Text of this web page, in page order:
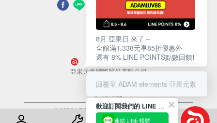
營業人名稱
亞果元素國際股份有限公司
統一編號
54657812
© 2022 ADAM Store. All Rights Reserved
使用條款
隱私權政策
8月 亞果日 來了～
全館滿1,338元享85折優惠外
還有 8% LINE POINTS點數回饋❗️
回覆至 ADAM elements 亞果元素
歡迎訂閱我們的 LINE 官方帳號
連結 LINE 帳號